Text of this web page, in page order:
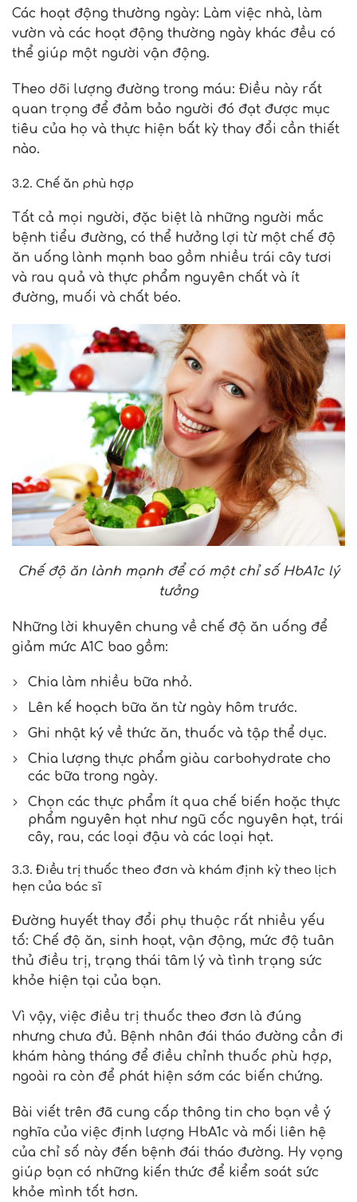
Các hoạt động thường ngày: Làm việc nhà, làm
vườn và các hoạt động thường ngày khác đều có
thể giúp một người vận động.
Theo dõi lượng đường trong máu: Điều này rất
quan trọng để đảm bảo người đó đạt được mục
tiêu của họ và thực hiện bất kỳ thay đổi cần thiết
nào.
3.2. Chế ăn phù hợp
Tất cả mọi người, đặc biệt là những người mắc
bệnh tiểu đường, có thể hưởng lợi từ một chế độ
ăn uống lành mạnh bao gồm nhiều trái cây tươi
và rau quả và thực phẩm nguyên chất và ít
đường, muối và chất béo.
Chế độ ăn lành mạnh để có một chỉ số HbA1c lý
tưởng
Những lời khuyên chung về chế độ ăn uống để
giảm mức A1C bao gồm:
Chia làm nhiều bữa nhỏ.
Lên kế hoạch bữa ăn từ ngày hôm trước.
Ghi nhật ký về thức ăn, thuốc và tập thể dục.
Chia lượng thực phẩm giàu carbohydrate cho
các bữa trong ngày.
Chọn các thực phẩm ít qua chế biến hoặc thực
phẩm nguyên hạt như ngũ cốc nguyên hạt, trái
cây, rau, các loại đậu và các loại hạt.
3.3. Điều trị thuốc theo đơn và khám định kỳ theo lịch
hẹn của bác sĩ
Đường huyết thay đổi phụ thuộc rất nhiều yếu
tố: Chế độ ăn, sinh hoạt, vận động, mức độ tuân
thủ điều trị, trạng thái tâm lý và tình trạng sức
khỏe hiện tại của bạn.
Vì vậy, việc điều trị thuốc theo đơn là đúng
nhưng chưa đủ. Bệnh nhân đái tháo đường cần đi
khám hàng tháng để điều chỉnh thuốc phù hợp,
ngoài ra còn để phát hiện sớm các biến chứng.
Bài viết trên đã cung cấp thông tin cho bạn về ý
nghĩa của việc định lượng HbA1c và mối liên hệ
của chỉ số này đến bệnh đái tháo đường. Hy vọng
giúp bạn có những kiến thức để kiểm soát sức
khỏe mình tốt hơn.